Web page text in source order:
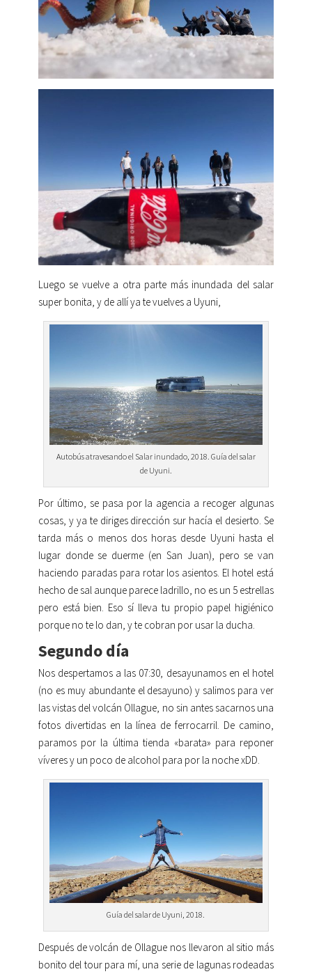
Luego se vuelve a otra parte más inundada del salar
super bonita, y de allí ya te vuelves a Uyuni,
Autobús atravesando el Salar inundado, 2018. Guía del salar
de Uyuni.
Por último, se pasa por la agencia a recoger algunas
cosas, y ya te diriges dirección sur hacía el desierto. Se
tarda más o menos dos horas desde Uyuni hasta el
lugar donde se duerme (en San Juan), pero se van
haciendo paradas para rotar los asientos. El hotel está
hecho de sal aunque parece ladrillo, no es un 5 estrellas
pero está bien. Eso sí lleva tu propio papel higiénico
porque no te lo dan, y te cobran por usar la ducha.
Segundo día
Nos despertamos a las 07:30, desayunamos en el hotel
(no es muy abundante el desayuno) y salimos para ver
las vistas del volcán Ollague, no sin antes sacarnos una
fotos divertidas en la línea de ferrocarril. De camino,
paramos por la última tienda «barata» para reponer
víveres y un poco de alcohol para por la noche xDD.
Guía del salar de Uyuni, 2018.
Después de volcán de Ollague nos llevaron al sitio más
bonito del tour para mí, una serie de lagunas rodeadas